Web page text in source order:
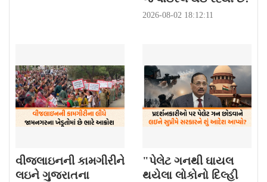
2026-08-02 18:12:11
વીજલાઇનની કામગીરીને
લઇને ગુજરાતના
"પેલેટ ગનથી ઘાયલ
થયેલા લોકોનો દિલ્હી